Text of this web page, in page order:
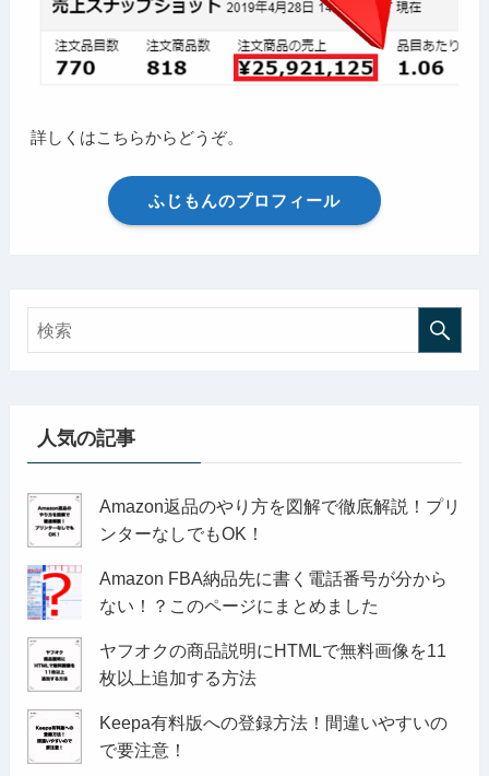
詳しくはこちらからどうぞ。
ふじもんのプロフィール
人気の記事
Amazon返品のやり方を図解で徹底解説！プリ
ンターなしでもOK！
Amazon FBA納品先に書く電話番号が分から
ない！？このページにまとめました
ヤフオクの商品説明にHTMLで無料画像を11
枚以上追加する方法
Keepa有料版への登録方法！間違いやすいの
で要注意！